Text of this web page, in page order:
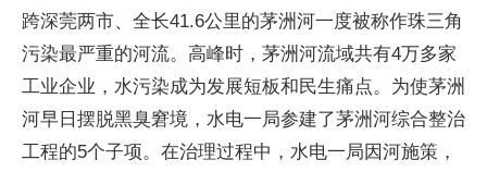
跨深莞两市、全长41.6公里的茅洲河一度被称作珠三角
污染最严重的河流。高峰时，茅洲河流域共有4万多家
工业企业，水污染成为发展短板和民生痛点。为使茅洲
河早日摆脱黑臭窘境，水电一局参建了茅洲河综合整治
工程的5个子项。在治理过程中，水电一局因河施策，